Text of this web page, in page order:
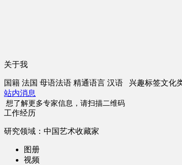
关于我
国籍 法国 母语法语 精通语言 汉语 兴趣标签文化
站内消息
想了解更多专家信息，请扫描二维码
工作经历
研究领域：中国艺术收藏家
图册
视频